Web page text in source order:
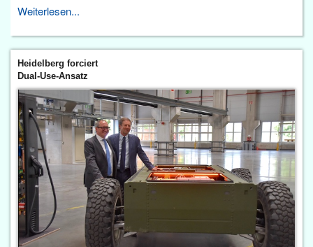
Weiterlesen...
Heidelberg forciert
Dual-Use-Ansatz